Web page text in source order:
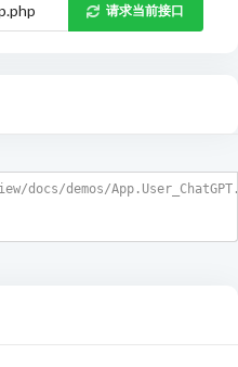
请求当前接口
docs/demos/